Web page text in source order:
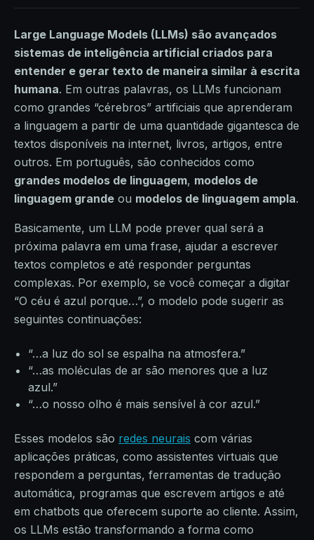
Large Language Models (LLMs) são avançados
sistemas de inteligência artificial criados para
entender e gerar texto de maneira similar à escrita
humana. Em outras palavras, os LLMs funcionam
como grandes “cérebros” artificiais que aprenderam
a linguagem a partir de uma quantidade gigantesca de
textos disponíveis na internet, livros, artigos, entre
outros. Em português, são conhecidos como
grandes modelos de linguagem, modelos de
linguagem grande ou modelos de linguagem ampla.
Basicamente, um LLM pode prever qual será a
próxima palavra em uma frase, ajudar a escrever
textos completos e até responder perguntas
complexas. Por exemplo, se você começar a digitar
“O céu é azul porque…”, o modelo pode sugerir as
seguintes continuações:
“…a luz do sol se espalha na atmosfera.”
“…as moléculas de ar são menores que a luz
azul.”
“…o nosso olho é mais sensível à cor azul.”
Esses modelos são redes neurais com várias
aplicações práticas, como assistentes virtuais que
respondem a perguntas, ferramentas de tradução
automática, programas que escrevem artigos e até
em chatbots que oferecem suporte ao cliente. Assim,
os LLMs estão transformando a forma como